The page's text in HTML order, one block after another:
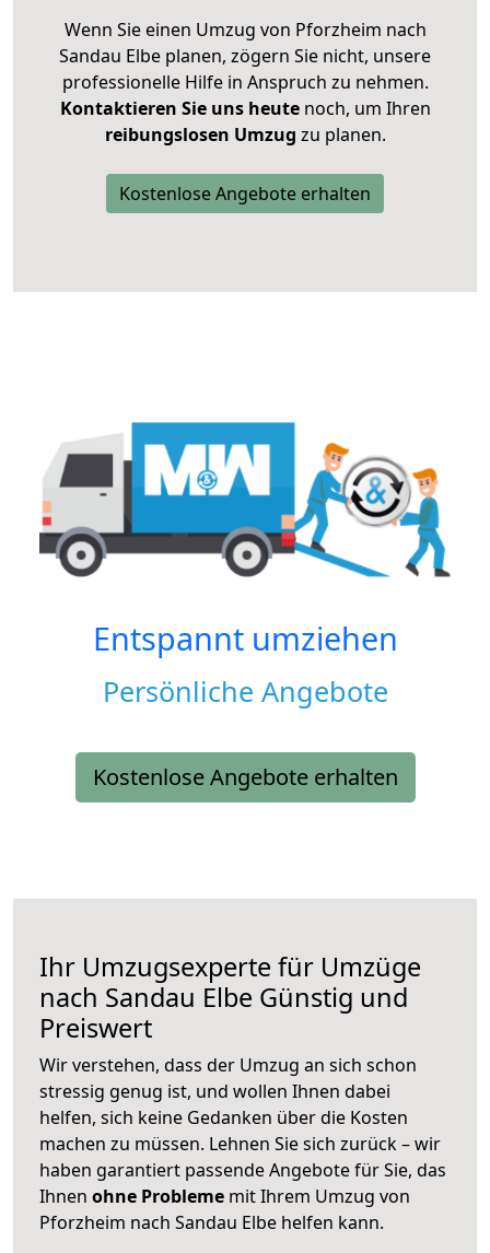
Wenn Sie einen Umzug von Pforzheim nach
Sandau Elbe planen, zögern Sie nicht, unsere
professionelle Hilfe in Anspruch zu nehmen.
Kontaktieren Sie uns heutenoch, um Ihren
reibungslosen Umzug zu planen.
Kostenlose Angebote erhalten
Entspannt umziehen
Persönliche Angebote
Kostenlose Angebote erhalten
Ihr Umzugsexperte für Umzüge
nach Sandau Elbe Günstig und
Preiswert
Wir verstehen, dass der Umzug an sich schon
stressig genug ist, und wollen Ihnen dabei
helfen, sich keine Gedanken über die Kosten
machen zu müssen. Lehnen Sie sich zurück – wir
haben garantiert passende Angebote für Sie, das
Ihnen ohne Probleme mit Ihrem Umzug von
Pforzheim nach Sandau Elbe helfen kann.